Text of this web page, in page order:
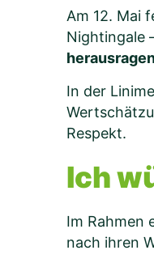
Am 12. Mai
Nightingale
In der
Respekt.
Ich
Im Rahmen
nach ihren